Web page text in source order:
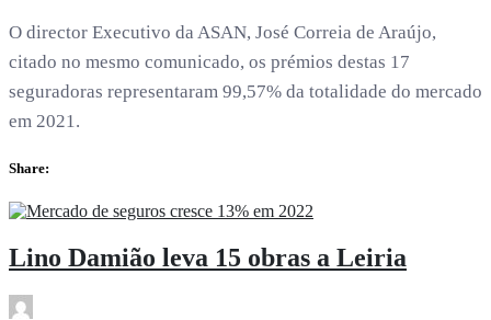
O director Executivo da ASAN, José Correia de Araújo,
citado no mesmo comunicado, os prémios destas 17
seguradoras representaram 99,57% da totalidade do mercado
em 2021.
Share:
Lino Damião leva 15 obras a Leiria